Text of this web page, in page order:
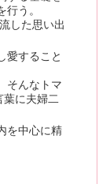
う。
した思い出
愛すること
そんなトマ
葉に夫婦二
を中心に精